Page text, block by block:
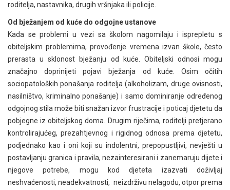
roditelja, nastavnika, drugih vršnjaka ili policije.
Od bježanjem od kuće do odgojne ustanove
Kada se problemi u vezi sa školom nagomilaju i isprepletu s
obiteljskim problemima, provođenje vremena izvan škole, često
prerasta u sklonost bježanju od kuće. Obiteljski odnosi mogu
značajno doprinijeti pojavi bježanja od kuće. Osim očitih
sociopatoloških ponašanja roditelja (alkoholizam, druge ovisnosti,
nasilništvo, kriminalno ponašanje) i samo dominiranje određenog
odgojnog stila može biti snažan izvor frustracije i poticaj djetetu da
pobjegne iz obiteljskog doma. Drugim riječima, roditelji pretjerano
kontrolirajućeg, prezahtjevnog i rigidnog odnosa prema djetetu,
podjednako kao i oni koji su indolentni, prepopustljivi, nevješti u
postavljanju granica i pravila, nezainteresirani i zanemaruju dijete i
njegove potrebe, mogu kod djeteta izazvati doživljaj
neshvaćenosti, neadekvatnosti, neizdrživu nelagodu, otpor prema